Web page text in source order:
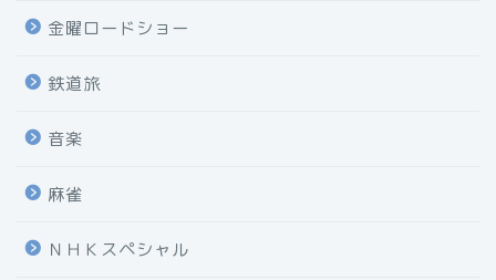
金曜ロードショー
鉄道旅
音楽
麻雀
ＮＨＫスペシャル